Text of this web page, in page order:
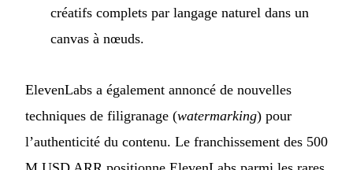
créatifs complets par langage naturel dans un
canvas à nœuds.
ElevenLabs a également annoncé de nouvelles
techniques de filigranage (watermarking) pour
l’authenticité du contenu. Le franchissement des 500